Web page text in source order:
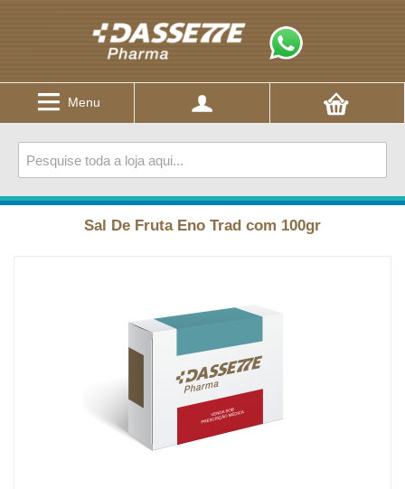
Menu
Sal De Fruta Eno Trad com 100gr